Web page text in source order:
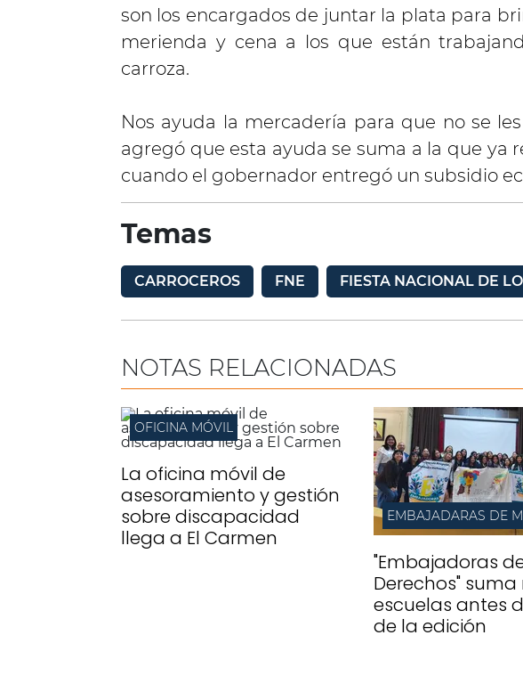
son los encargados de juntar la plata para
merienda y cena a los que están
carroza.
Nos ayuda la mercadería para que no se
agregó que esta ayuda se suma a la que ya
cuando el gobernador entregó un subsidio
Temas
CARROCEROS FNE FIESTA NACIONAL DE
NOTAS RELACIONADAS
OFICINA MÓVIL
La oficina móvil de
asesoramiento y gestión
sobre discapacidad
llega a El Carmen
"Embajadoras
Derechos"
escuelas antes
de la edición